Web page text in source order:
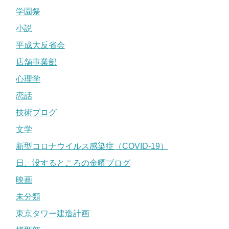
学園祭
小説
平成大反省会
店舗事業部
心理学
恋話
技術ブログ
文学
新型コロナウイルス感染症（COVID-19）
日、没するところの金曜ブログ
映画
未分類
東京タワー建造計画